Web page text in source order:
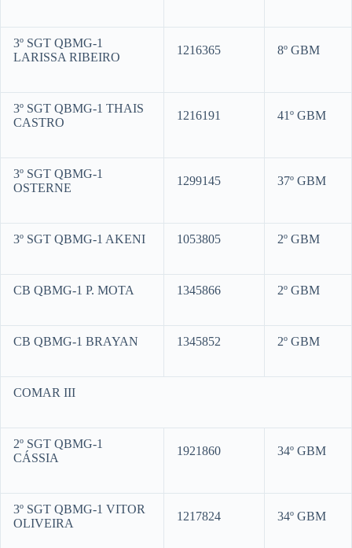
3º SGT QBMG-1
LARISSA RIBEIRO
1216365 8º GBM
3º SGT QBMG-1 THAIS
CASTRO
1216191 41º GBM
3º SGT QBMG-1
OSTERNE
1299145 37º GBM
3º SGT QBMG-1 AKENI 1053805 2º GBM
CB QBMG-1 P. MOTA 1345866 2º GBM
CB QBMG-1 BRAYAN 1345852 2º GBM
COMAR III
2º SGT QBMG-1
CÁSSIA
1921860 34º GBM
3º SGT QBMG-1 VITOR
OLIVEIRA
1217824 34º GBM